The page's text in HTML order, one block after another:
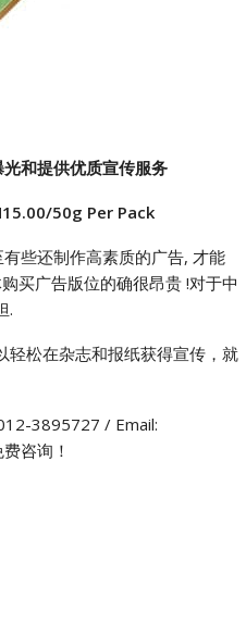
和提供优质宣传服务
50g Per Pack
些还制作高素质的广告, 才能
买广告版位的确很昂贵 !对于中
.
轻松在杂志和报纸获得宣传，就
3895727 / Email:
咨询！